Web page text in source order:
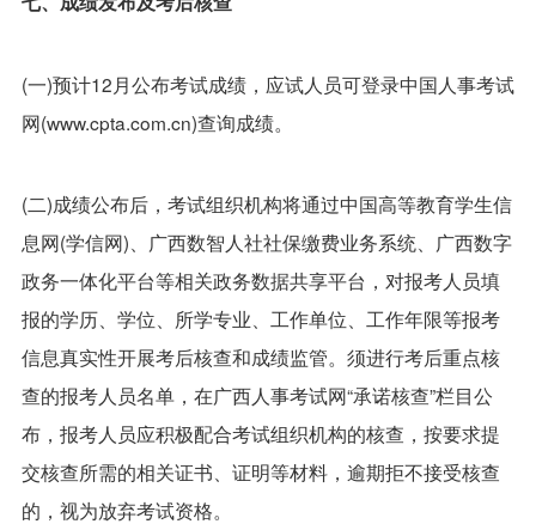
(一)预计12月公布考试成绩，应试人员可登录中国人事考试
网(www.cpta.com.cn)查询成绩。
(二)成绩公布后，考试组织机构将通过中国高等教育学生信
息网(学信网)、广西数智人社社保缴费业务系统、广西数字
政务一体化平台等相关政务数据共享平台，对报考人员填
报的学历、学位、所学专业、工作单位、工作年限等报考
信息真实性开展考后核查和成绩监管。须进行考后重点核
查的报考人员名单，在广西人事考试网“承诺核查”栏目公
布，报考人员应积极配合考试组织机构的核查，按要求提
交核查所需的相关证书、证明等材料，逾期拒不接受核查
的，视为放弃考试资格。